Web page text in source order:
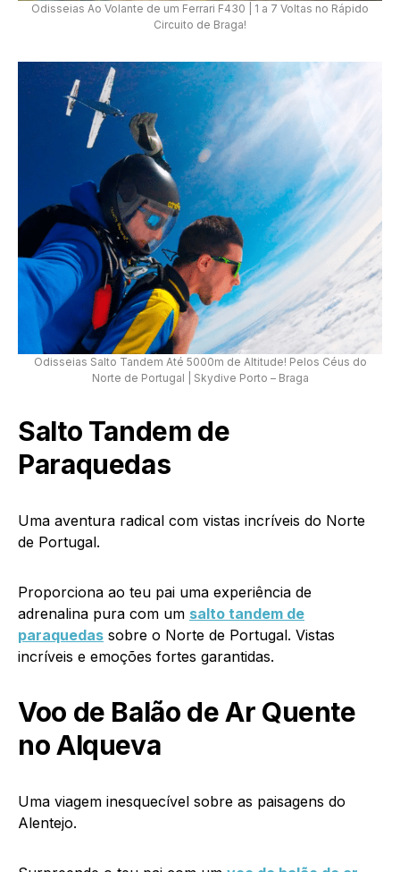
Odisseias Ao Volante de um Ferrari F430 | 1 a 7 Voltas no Rápido
Circuito de Braga!
Odisseias Salto Tandem Até 5000m de Altitude! Pelos Céus do
Norte de Portugal | Skydive Porto – Braga
Salto Tandem de
Paraquedas
Uma aventura radical com vistas incríveis do Norte
de Portugal.
Proporciona ao teu pai uma experiência de
adrenalina pura com um salto tandem de
paraquedas sobre o Norte de Portugal. Vistas
incríveis e emoções fortes garantidas.
Voo de Balão de Ar Quente
no Alqueva
Uma viagem inesquecível sobre as paisagens do
Alentejo.